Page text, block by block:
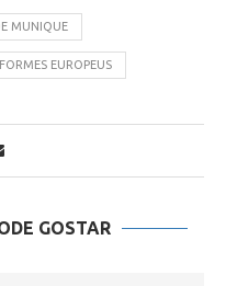
MUNIQUE
EUROPEUS
GOSTAR